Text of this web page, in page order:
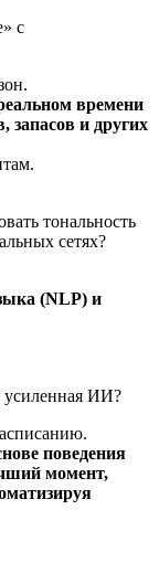
с
времени
запасов и других
тональность
сетях?
(NLP) и
усиленная ИИ?
поведения
момент,